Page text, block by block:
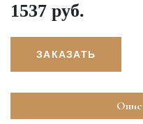
1537 руб.
ЗАКАЗАТЬ